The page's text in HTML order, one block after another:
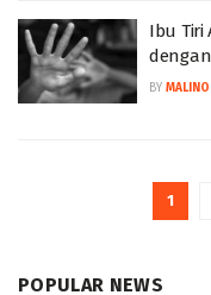
Ibu Tiri
BY MALINO
1
POPULAR NEWS